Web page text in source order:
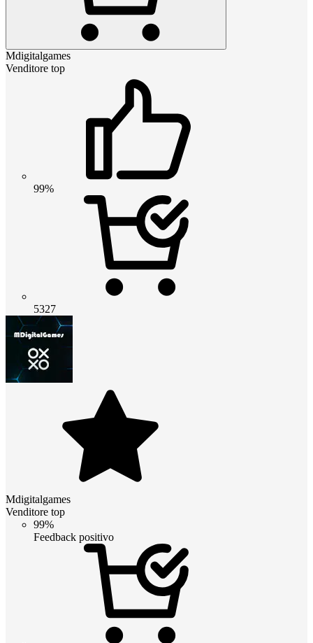
Mdigitalgames
Venditore top
99%
5327
Mdigitalgames
Venditore top
99%
Feedback positivo